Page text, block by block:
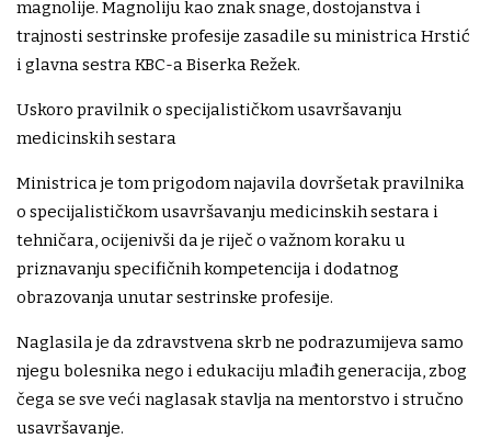
magnolije. Magnoliju kao znak snage, dostojanstva i
trajnosti sestrinske profesije zasadile su ministrica Hrstić
i glavna sestra KBC-a Biserka Režek.
Uskoro pravilnik o specijalističkom usavršavanju
medicinskih sestara
Ministrica je tom prigodom najavila dovršetak pravilnika
o specijalističkom usavršavanju medicinskih sestara i
tehničara, ocijenivši da je riječ o važnom koraku u
priznavanju specifičnih kompetencija i dodatnog
obrazovanja unutar sestrinske profesije.
Naglasila je da zdravstvena skrb ne podrazumijeva samo
njegu bolesnika nego i edukaciju mlađih generacija, zbog
čega se sve veći naglasak stavlja na mentorstvo i stručno
usavršavanje.